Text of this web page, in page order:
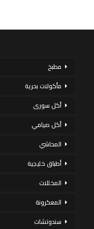
مطبخ
مأكولات بحرية
أكل سورى
أكل صيامي
المحاشي
أطباق خليجية
المخللات
المعكرونة
سندوتشات